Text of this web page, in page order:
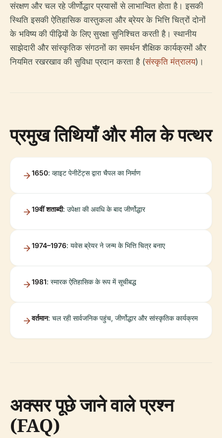
संरक्षण और चल रहे जीर्णोद्धार प्रयासों से लाभान्वित होता है। इसकी
स्थिति इसकी ऐतिहासिक वास्तुकला और ब्रेयर के भित्ति चित्रों दोनों
के भविष्य की पीढ़ियों के लिए सुरक्षा सुनिश्चित करती है। स्थानीय
साझेदारी और सांस्कृतिक संगठनों का समर्थन शैक्षिक कार्यक्रमों और
नियमित रखरखाव की सुविधा प्रदान करता है (संस्कृति मंत्रालय)।
प्रमुख तिथियाँ और मील के पत्थर
1650: व्हाइट पेनीटेंट्स द्वारा चैपल का निर्माण
19वीं शताब्दी: उपेक्षा की अवधि के बाद जीर्णोद्धार
1974–1976: यवेस ब्रेयर ने जन्म के भित्ति चित्र बनाए
1981: स्मारक ऐतिहासिक के रूप में सूचीबद्ध
वर्तमान: चल रही सार्वजनिक पहुंच, जीर्णोद्धार और सांस्कृतिक कार्यक्रम
अक्सर पूछे जाने वाले प्रश्न
(FAQ)